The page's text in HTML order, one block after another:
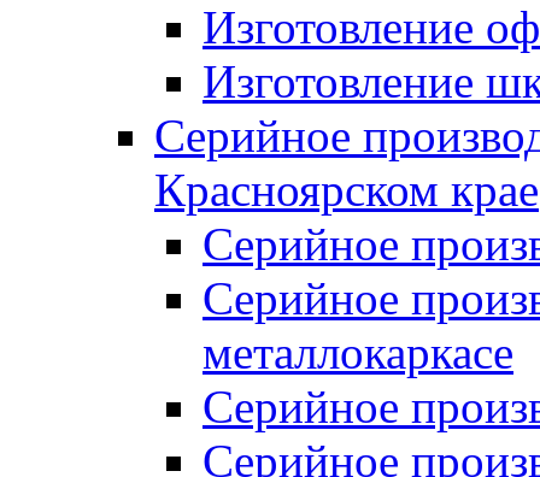
Изготовление
Изготовление
Серийное
Красноярском крае
Серийное
Серийное
металлокаркасе
Серийное
Серийное